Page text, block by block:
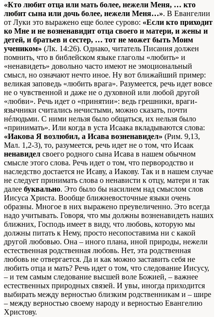
«Кто любит отца или мать более, нежели Меня, … кто
любит сына или дочь более, нежели Меня…». В Евангелии
от Луки это выражено еще более сурово: «Если кто приходит
ко Мне и не возненавидит отца своего и матери, и жены и
детей, и братьев и сестер, … тот не может быть Моим
учеником» (Лк. 14:26). Однако, читатель Писания должен
помнить, что в библейском языке глаголы «любить» и
«ненавидеть» довольно часто имеют не эмоциональный
смысл, но означают нечто иное. Ну вот ближайший пример:
великая заповедь «любить врага». Разумеется, речь идет вовсе
не о чувственной и даже не о духовной или любой другой
«любви». Речь идет о «принятии»: ведь грешники, враги-
язычники считались нечистыми, можно сказать, почти
нéлюдьми. С ними нельзя было общаться, их нельзя было
«принимать». Или когда в уста Исаака вкладываются слова:
«Иакова Я возлюбил, а Исава возненавидел» (Рим. 9,13,
Мал. 1,2-3), то, разумеется, речь идет не о том, что Исаак
ненавидел своего родного сына Исава в нашем обычном
смысле этого слова. Речь идет о том, что первородство и
наследство достается не Исаву, а Иакову. Так и в нашем случае
не следует принимать слова о ненависти к отцу, матери и так
далее буквально. Это было бы насилием над смыслом слов
Иисуса Христа. Вообще ближневосточные языки очень
образны. Многое в них выражено преувеличенно. Это всегда
надо учитывать. Говоря, что мы должны возненавидеть наших
ближних, Господь имеет в виду, что любовь, которую мы
должны питать к Нему, просто несопоставима ни с какой
другой любовью. Она – иного плана, иной природы, нежели
естественная родственная любовь. Нет, эта родственная
любовь не отвергается. Да и как можно заставить себя не
любить отца и мать? Речь идет о том, что следование Иисусу,
– и тем самым следование высшей воле Божией, – важнее
естественных природных связей. И увы, иногда приходится
выбирать между верностью близким родственникам и – шире
– между верностью своему народу и верностью Евангелию
Христову.